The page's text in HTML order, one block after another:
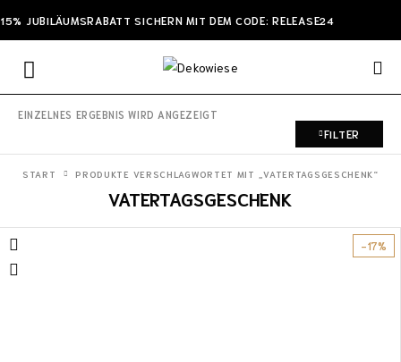
15% JUBILÄUMSRABATT SICHERN MIT DEM CODE: RELEASE24
EINZELNES ERGEBNIS WIRD ANGEZEIGT
FILTER
VATERTAGSGESCHENK
START PRODUKTE VERSCHLAGWORTET MIT „VATERTAGSGESCHENK“
-17%